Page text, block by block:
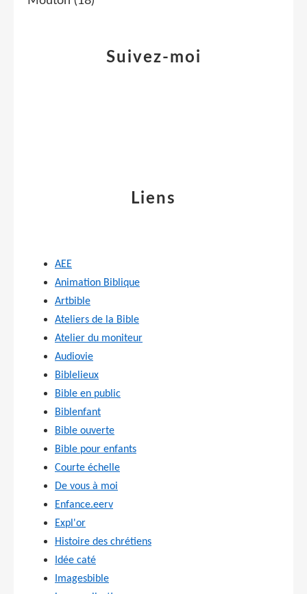
Suivez-moi
Liens
AEE
Animation Biblique
Artbible
Ateliers de la Bible
Atelier du moniteur
Audiovie
Biblelieux
Bible en public
Biblenfant
Bible ouverte
Bible pour enfants
Courte échelle
De vous à moi
Enfance.eerv
Expl'or
Histoire des chrétiens
Idée caté
Imagesbible